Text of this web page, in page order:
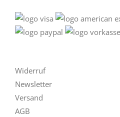
Widerruf
Newsletter
Versand
AGB